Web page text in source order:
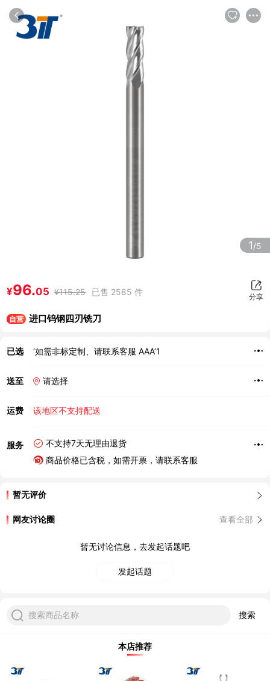
1/5
¥96.05 ¥115.25 已售 2585 件 分享
自营 进口钨钢四刃铣刀
已选 ‘如需非标定制、请联系客服 AAA’1
送至 请选择
运费 该地区不支持配送
服务
不支持7天无理由退货
商品价格已含税，如需开票，请联系客服
暂无评价
网友讨论圈 查看全部
暂无讨论信息，去发起话题吧
发起话题
搜索商品名称 搜索
本店推荐